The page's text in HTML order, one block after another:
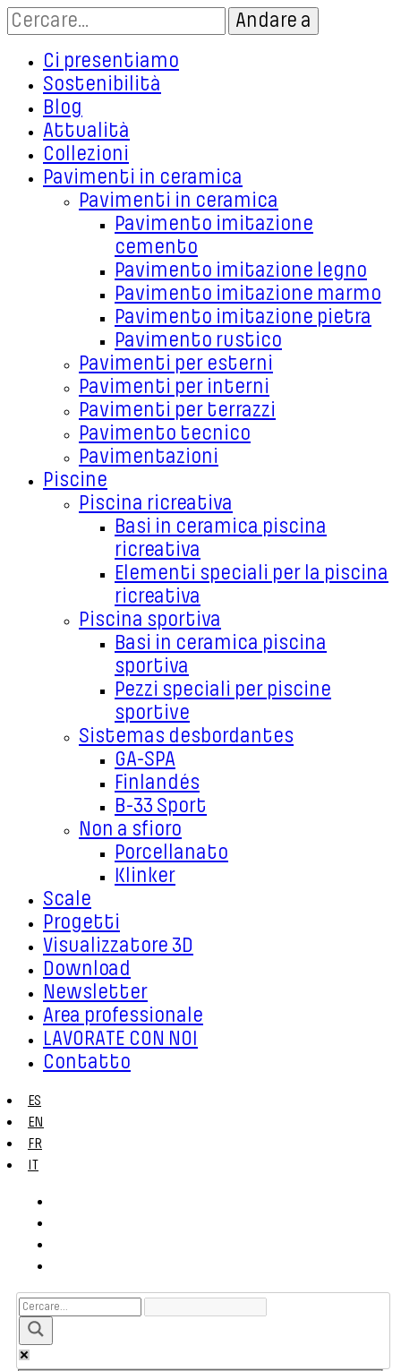
Ci presentiamo
Sostenibilità
Blog
Attualità
Collezioni
Pavimenti in ceramica
Pavimenti in ceramica
Pavimento imitazione
cemento
Pavimento imitazione legno
Pavimento imitazione marmo
Pavimento imitazione pietra
Pavimento rustico
Pavimenti per esterni
Pavimenti per interni
Pavimenti per terrazzi
Pavimento tecnico
Pavimentazioni
Piscine
Piscina ricreativa
Basi in ceramica piscina
ricreativa
Elementi speciali per la piscina
ricreativa
Piscina sportiva
Basi in ceramica piscina
sportiva
Pezzi speciali per piscine
sportive
Sistemas desbordantes
GA-SPA
Finlandés
B-33 Sport
Non a sfioro
Porcellanato
Klinker
Scale
Progetti
Visualizzatore 3D
Download
Newsletter
Area professionale
LAVORATE CON NOI
Contatto
ES
EN
FR
IT